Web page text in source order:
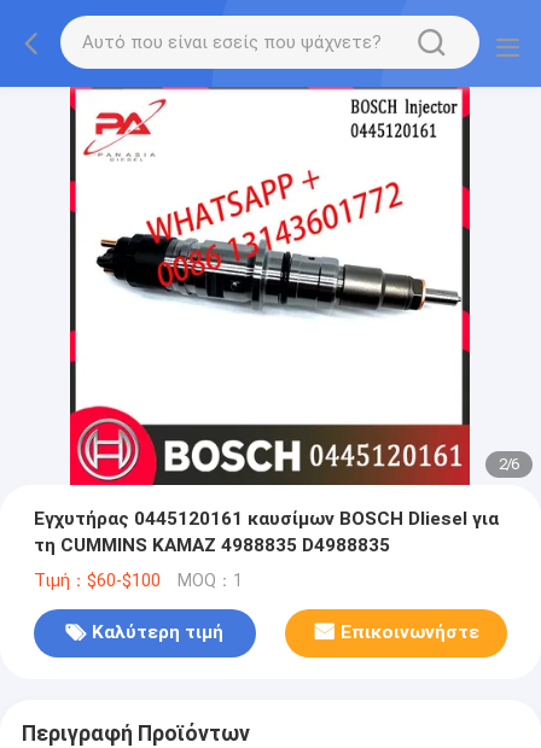
2/6
Εγχυτήρας 0445120161 καυσίμων BOSCH DIiesel για
τη CUMMINS KAMAZ 4988835 D4988835
Τιμή：$60-$100 MOQ：1
Καλύτερη τιμή Επικοινωνήστε
Περιγραφή Προϊόντων